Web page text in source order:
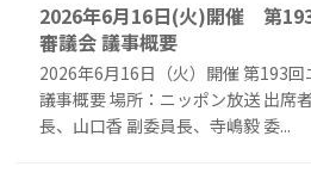
2026年6月16日(火)開催 第
審議会 議事概要
2026年6月16日（火）開催 第193
議事概要 場所：ニッポン放送 出席
長、山口香 副委員長、寺嶋毅 委...